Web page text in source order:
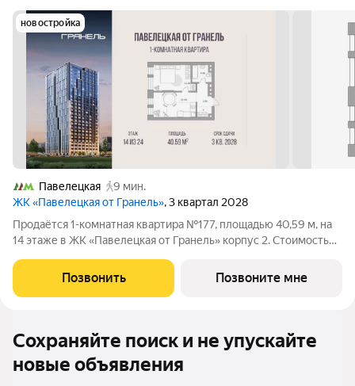
новостройка
Павелецкая
9 мин.
ЖК «Павелецкая от Гранель», 3 квартал 2028
Продаётся 1-комнатная квартира №177, площадью 40,59 м, на
14 этаже в ЖК «Павелецкая от Гранель» корпус 2. Стоимость
односторонняя, окна во двор. «Павелецкая от Гранель» проект
бизнес-класса в
Позвонить Позвоните мне
Сохраняйте поиск и не упускайте
новые объявления